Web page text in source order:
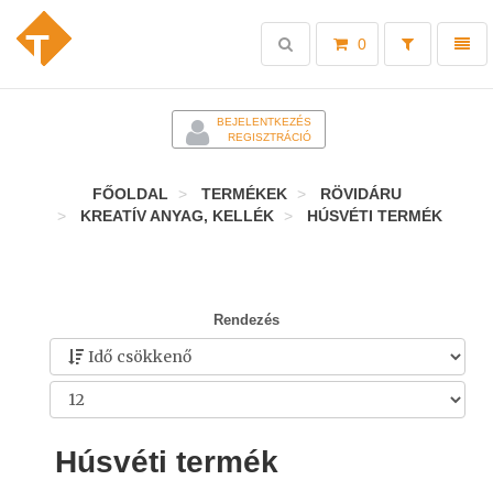
Toggle
0
Toggle
search
BEJELENTKEZÉS
REGISZTRÁCIÓ
FŐOLDAL TERMÉKEK
RÖVIDÁRU
KREATÍV ANYAG, KELLÉK
HÚSVÉTI TERMÉK
Rendezés
Húsvéti termék